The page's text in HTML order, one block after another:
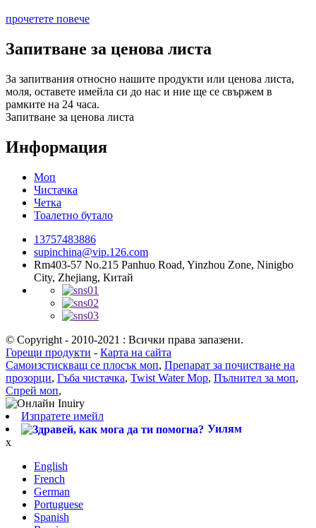
прочетете повече
Запитване за ценова листа
За запитвания относно нашите продукти или ценова листа,
моля, оставете имейла си до нас и ние ще се свържем в
рамките на 24 часа.
Запитване за ценова листа
Информация
Моп
Чистачка
Четка
Тоалетно бутало
13757483886
supinchina@vip.126.com
Rm403-57 No.215 Panhuo Road, Yinzhou Zone, Ninigbo
City, Zhejiang, Китай
© Copyright - 2010-2021 : Всички права запазени.
Горещи продукти - Карта на сайта
Самоизстискващ се плосък моп, Препарат за почистване на
прозорци, Гъба чистачка, Twist Water Mop, Пълнител за моп,
Спрей моп,
Изпратете имейл
Уилям
x
English
French
German
Portuguese
Spanish